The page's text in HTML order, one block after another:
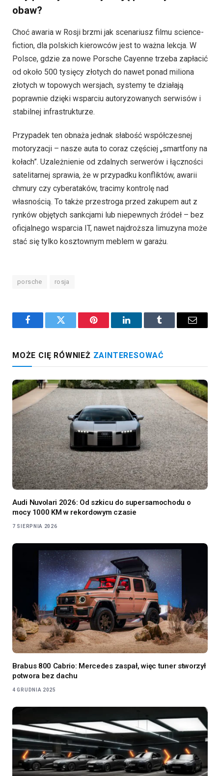
obaw?
Choć awaria w Rosji brzmi jak scenariusz filmu science-
fiction, dla polskich kierowców jest to ważna lekcja. W
Polsce, gdzie za nowe Porsche Cayenne trzeba zapłacić
od około 500 tysięcy złotych do nawet ponad miliona
złotych w topowych wersjach, systemy te działają
poprawnie dzięki wsparciu autoryzowanych serwisów i
stabilnej infrastrukturze.
Przypadek ten obnaża jednak słabość współczesnej
motoryzacji – nasze auta to coraz częściej „smartfony na
kołach”. Uzależnienie od zdalnych serwerów i łączności
satelitarnej sprawia, że w przypadku konfliktów, awarii
chmury czy cyberataków, tracimy kontrolę nad
własnością. To także przestroga przed zakupem aut z
rynków objętych sankcjami lub niepewnych źródeł – bez
oficjalnego wsparcia IT, nawet najdroższa limuzyna może
stać się tylko kosztownym meblem w garażu.
porsche rosja
FacebookTwitter Pinterest LinkedInTumblr Email
MOŻE CIĘ RÓWNIEŻ ZAINTERESOWAĆ
Audi Nuvolari 2026: Od szkicu do supersamochodu o
mocy 1000 KM w rekordowym czasie
7 SIERPNIA 2026
Brabus 800 Cabrio: Mercedes zaspał, więc tuner stworzył
potwora bez dachu
4 GRUDNIA 2025